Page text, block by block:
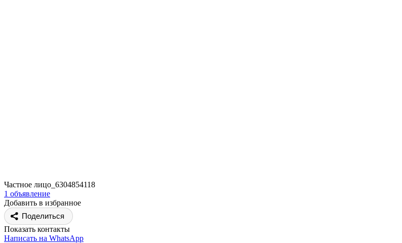
Частное лицо_6304854118
1 объявление
Добавить в избранное
Поделиться
Показать контакты
Написать на WhatsApp